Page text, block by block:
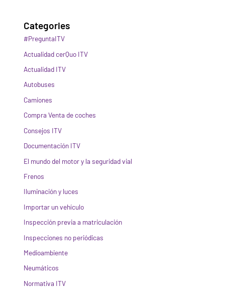
Categories
#PreguntaITV
Actualidad cerQuo ITV
Actualidad ITV
Autobuses
Camiones
Compra Venta de coches
Consejos ITV
Documentación ITV
El mundo del motor y la seguridad vial
Frenos
Iluminación y luces
Importar un vehículo
Inspección previa a matriculación
Inspecciones no periódicas
Medioambiente
Neumáticos
Normativa ITV